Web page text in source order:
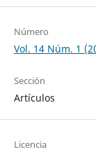
Número
Vol. 14 Núm. 1
Sección
Artículos
Licencia